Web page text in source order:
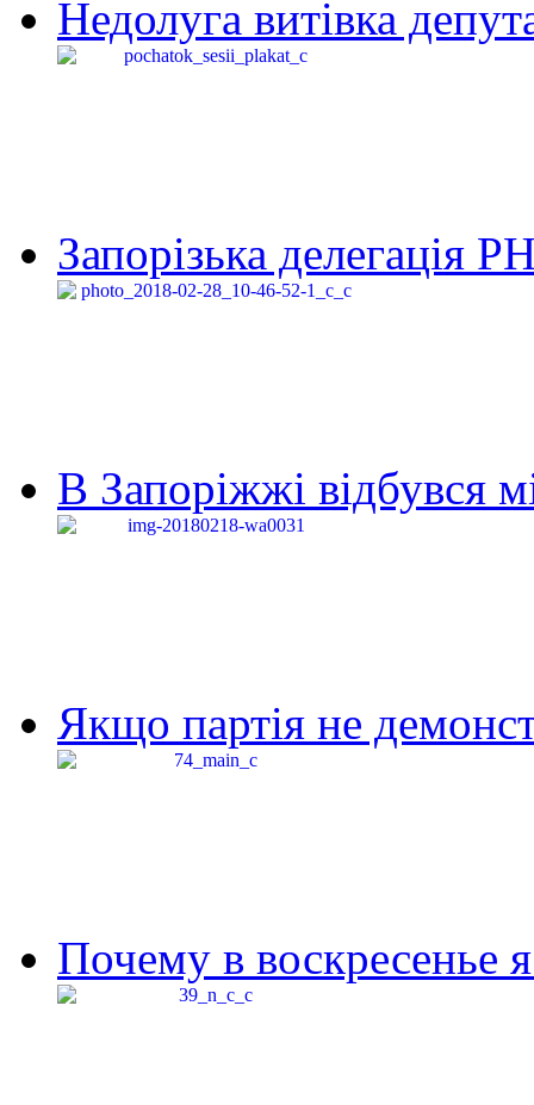
Недолуга витівка
Запорізька делегація
В Запоріжжі відбувся
Якщо партія не
Почему в воскресенье